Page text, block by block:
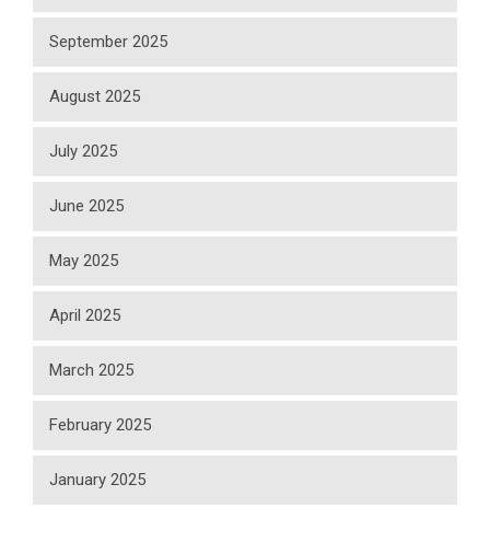
September 2025
August 2025
July 2025
June 2025
May 2025
April 2025
March 2025
February 2025
January 2025